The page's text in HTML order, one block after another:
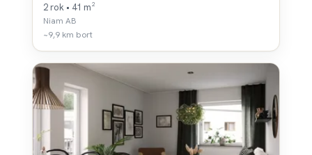
2 rok • 41 m²
Niam AB
~9,9 km bort